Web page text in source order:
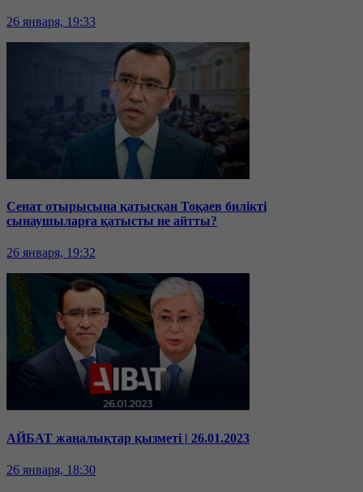
26 января, 19:33
Сенат отырысына қатысқан Тоқаев билікті
сынаушыларға қатысты не айтты?
26 января, 19:32
АЙБАТ жаңалықтар қызметі | 26.01.2023
26 января, 18:30